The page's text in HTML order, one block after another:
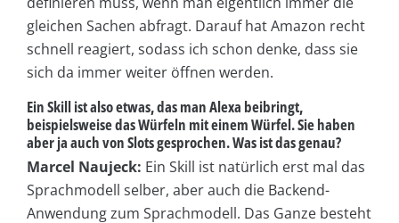
gleichen Sachen abfragt. Darauf hat Amazon recht
schnell reagiert, sodass ich schon denke, dass sie
sich da immer weiter öffnen werden.
Ein Skill ist also etwas, das man Alexa beibringt,
beispielsweise das Würfeln mit einem Würfel. Sie haben
aber ja auch von Slots gesprochen. Was ist das genau?
Marcel Naujeck: Ein Skill ist natürlich erst mal das
Sprachmodell selber, aber auch die Backend-
Anwendung zum Sprachmodell. Das Ganze besteht